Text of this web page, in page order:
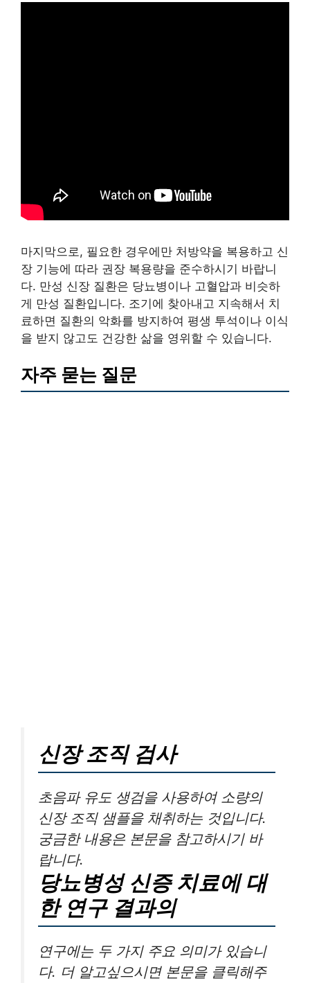
마지막으로, 필요한 경우에만 처방약을 복용하고 신
장 기능에 따라 권장 복용량을 준수하시기 바랍니
다. 만성 신장 질환은 당뇨병이나 고혈압과 비슷하
게 만성 질환입니다. 조기에 찾아내고 지속해서 치
료하면 질환의 악화를 방지하여 평생 투석이나 이식
을 받지 않고도 건강한 삶을 영위할 수 있습니다.
자주 묻는 질문
신장 조직 검사
초음파 유도 생검을 사용하여 소량의
신장 조직 샘플을 채취하는 것입니다.
궁금한 내용은 본문을 참고하시기 바
랍니다.
당뇨병성 신증 치료에 대
한 연구 결과의
연구에는 두 가지 주요 의미가 있습니
다. 더 알고싶으시면 본문을 클릭해주